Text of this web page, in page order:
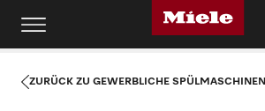
ZURÜCK ZU GEWERBLICHE SPÜLMASCHINEN